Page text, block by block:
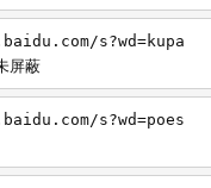
s?wd=kupa
屏蔽
s?wd=poes